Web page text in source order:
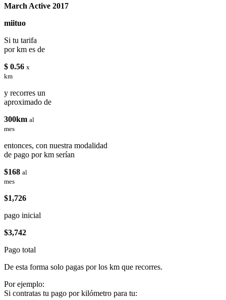
March Active 2017
miituo
Si tu tarifa
por km es de
$ 0.56 x
km
y recorres un
aproximado de
300km al
mes
entonces, con nuestra modalidad
de pago por km serían
$168 al
mes
$1,726
pago inicial
$3,742
Pago total
De esta forma solo pagas por los km que recorres.
Por ejemplo:
Si contratas tu pago por kilómetro para tu: